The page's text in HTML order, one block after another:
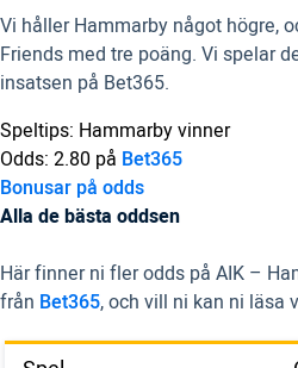
Vi håller Hammarby något högre,
Friends med tre poäng. Vi spelar
insatsen på Bet365.
Speltips: Hammarby vinner
Odds: 2.80 på Bet365
Bonusar på odds
Alla de bästa oddsen
Här finner ni fler odds på AIK –
från Bet365, och vill ni kan ni läsa